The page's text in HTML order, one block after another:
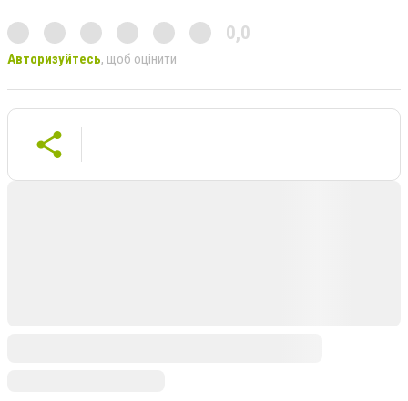
0,0
Авторизуйтесь, щоб оцінити